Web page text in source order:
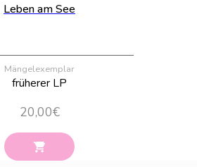
Leben am See
Mängelexemplar
früherer LP
20,00€